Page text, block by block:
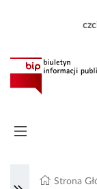
Strona